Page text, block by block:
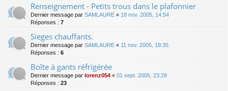
Renseignement - Petits trous dans le plafonnier
Dernier message par SAMLAURE « 18 nov. 2005, 14:54
Réponses : 7
Sieges chauffants.
Dernier message par SAMLAURE « 11 nov. 2005, 18:35
Réponses : 6
Boîte à gants réfrigérée
Dernier message par lorenz054 « 01 sept. 2005, 23:28
Réponses : 23